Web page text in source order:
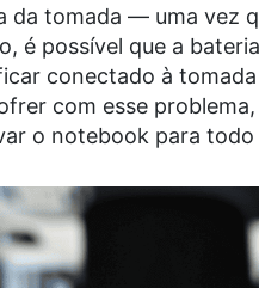
tomada –– uma vez
é possível que a
conectado à
com esse
o notebook para todo